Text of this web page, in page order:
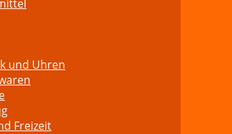
und Uhren
Freizeit